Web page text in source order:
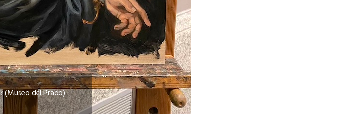
(Museo del Prado)